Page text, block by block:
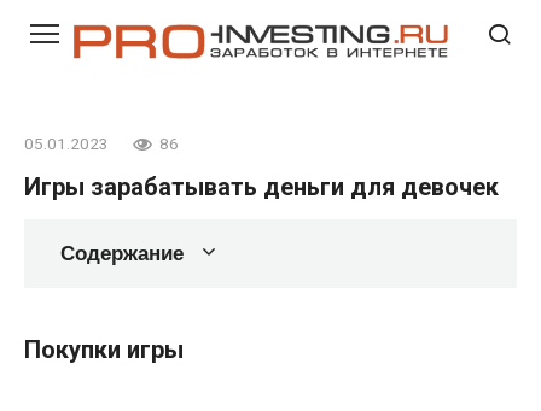
05.01.2023 86
Игры зарабатывать деньги для девочек
Содержание
Покупки игры